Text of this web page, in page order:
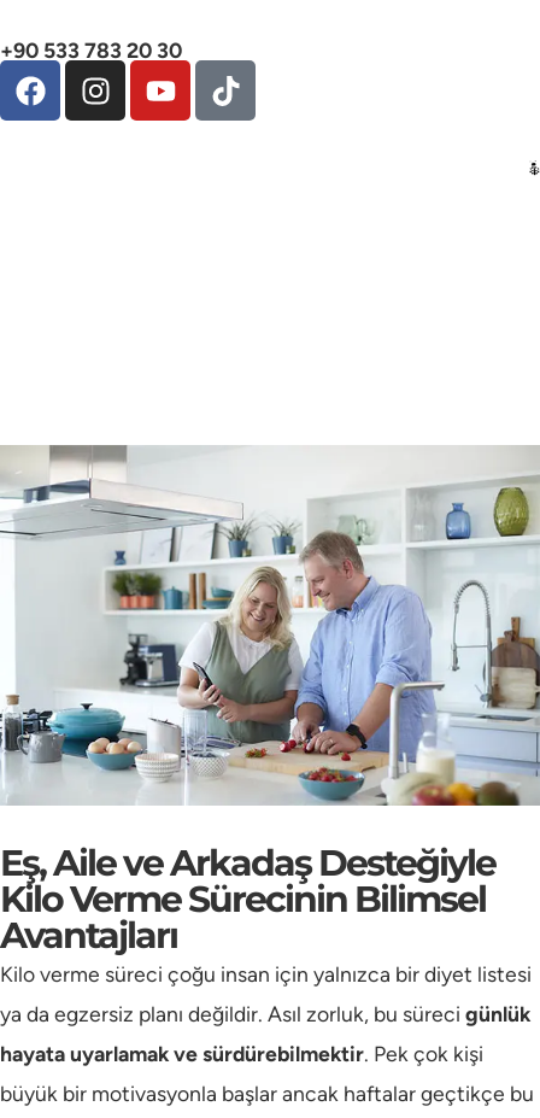
+90 533 783 20 30
Eş, Aile ve Arkadaş Desteğiyle
Kilo Verme Sürecinin Bilimsel
Avantajları
Kilo verme süreci çoğu insan için yalnızca bir diyet listesi
ya da egzersiz planı değildir. Asıl zorluk, bu süreci günlük
hayata uyarlamak ve sürdürebilmektir. Pek çok kişi
büyük bir motivasyonla başlar ancak haftalar geçtikçe bu